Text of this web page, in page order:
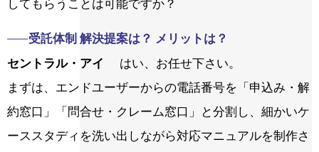
してもらうことは可能ですか？
受託体制 解決提案は？ メリットは？
セントラル・アイ
はい、お任せ下さい。
まずは、エンドユーザーからの電話番号を「申込み・解
約窓口」「問合せ・クレーム窓口」と分割し、細かいケ
ーススタディを洗い出しながら対応マニュアルを制作さ